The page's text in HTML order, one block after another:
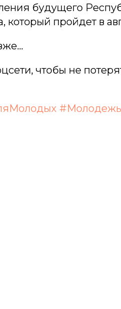
будущего
пройдет в
чтобы не